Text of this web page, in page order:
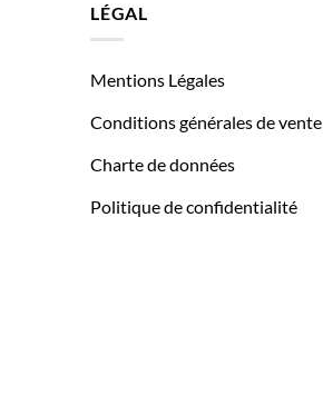
LÉGAL
Mentions Légales
Conditions générales de vente
Charte de données
Politique de confidentialité